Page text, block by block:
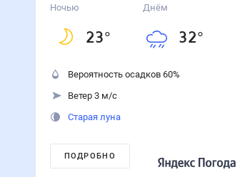
Воскресенье
Ночью
23°
Днём
32°
Вероятность осадков 60%
Ветер 3 м/с
Старая луна
ПОДРОБНО